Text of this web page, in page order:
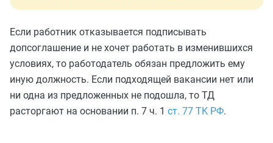
Если работник отказывается подписывать
допсоглашение и не хочет работать в изменившихся
условиях, то работодатель обязан предложить ему
иную должность. Если подходящей вакансии нет или
ни одна из предложенных не подошла, то ТД
расторгают на основании п. 7 ч. 1 ст. 77 TK РФ.